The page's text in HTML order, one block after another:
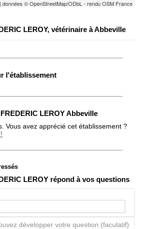
| données © OpenStreetMap/ODbL - rendu OSM France
LEROY, vétérinaire à Abbeville
l'établissement
LEROY Abbeville
Vous avez apprécié cet établissement ?
LEROY répond à vos questions
développer votre question (faculatif)